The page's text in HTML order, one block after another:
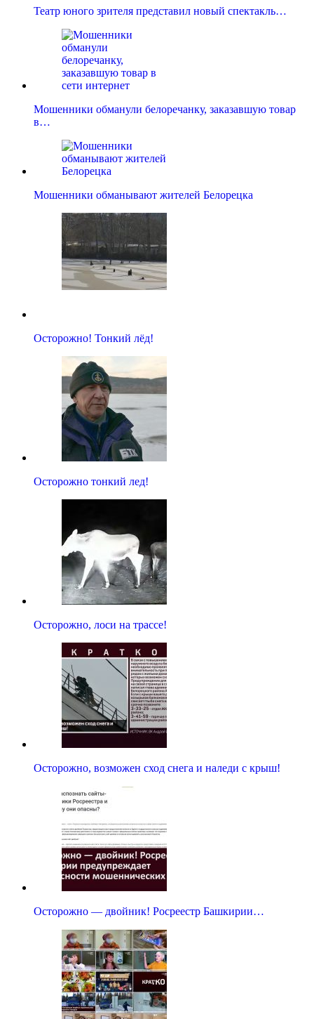
Театр юного зрителя представил новый спектакль…
Мошенники обманули белоречанку, заказавшую товар
в…
Мошенники обманывают жителей Белорецка
Осторожно! Тонкий лёд!
Осторожно тонкий лед!
Осторожно, лоси на трассе!
Осторожно, возможен сход снега и наледи с крыш!
Осторожно — двойник! Росреестр Башкирии…